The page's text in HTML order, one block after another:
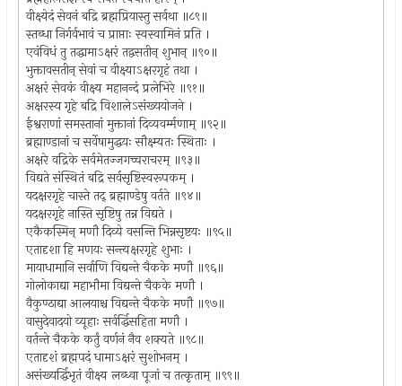
वीक्ष्येदं सेवनं बद्रि ब्रह्मप्रियास्तु सर्वथा ॥८९॥
स्तब्धा निर्गर्वभावं च प्राप्ताः स्वस्वामिनं प्रति ।
एवंविधं तु तद्धामाऽक्षरं तद्वसतीन् शुभान् ॥९०॥
भुक्तावसतीन् सेवां च वीक्ष्याऽक्षरगृहं तथा ।
अक्षरं सेवकं वीक्ष्य महानन्दं प्रलेभिरे ॥९१॥
अक्षरस्य गृहे बद्रि विशालेऽसंख्ययोजने ।
ईश्वराणां समस्तानां मुक्तानां दिव्यवर्म्मणाम् ॥९२॥
ब्रह्माण्डानां च सर्वेषामुद्धयः सौक्ष्म्यतः स्थिताः ।
अक्षरे वद्रिके सर्वमेतज्जगच्चराचरम् ॥९३॥
विद्यते संस्थितं बद्रि सर्वसृष्टिस्वरूपकम् ।
यदक्षरगृहे चास्ते तद् ब्रह्माण्डेषु वर्तते ॥९४॥
यदक्षरगृहे नास्ति सृष्टिषु तन्न विद्यते ।
एकैकस्मिन् मणौ दिव्ये वसन्ति भिन्नसृष्टयः ॥९५॥
एतादृशा हि मणयः सन्त्यक्षरगृहे शुभाः ।
मायाधामानि सर्वाणि विद्यन्ते चैकके मणौ ॥९६॥
गोलोकाद्या महाभौमा विद्यन्ते चैकके मणौ ।
वैकुण्ठाद्या आलयाश्च विद्यन्ते चैकके मणौ ॥९७॥
वासुदेवादयो व्यूहाः सर्वर्द्धिसहिता मणौ ।
वर्तन्ते चैकके कर्तुं वर्णनं नैव शक्यते ॥९८॥
एतादृशं ब्रह्मपदं धामाऽक्षरं सुशोभनम् ।
असंख्यर्द्धिभृतं वीक्ष्य लब्ध्वा पूजां च तत्कृताम् ॥९९॥